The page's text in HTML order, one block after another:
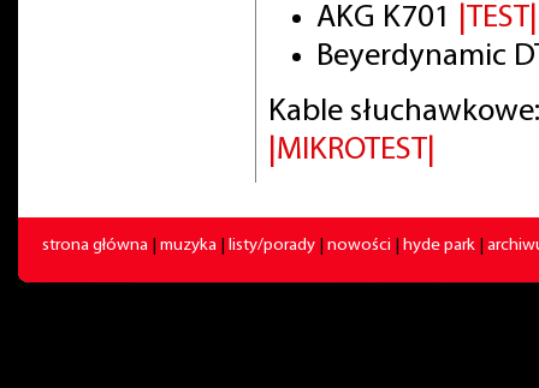
AKG K701
|TEST|
Beyerdynamic
Kable
|MIKROTEST|
strona główna muzyka listy/porady nowości hyde park